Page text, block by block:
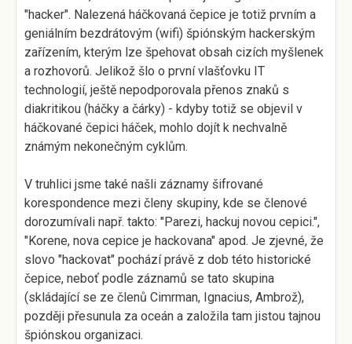
"hacker". Nalezená háčkovaná čepice je totiž prvním a
geniálním bezdrátovým (wifi) špiónským hackerským
zařízením, kterým lze špehovat obsah cizích myšlenek
a rozhovorů. Jelikož šlo o první vlašťovku IT
technologií, ještě nepodporovala přenos znaků s
diakritikou (háčky a čárky) - kdyby totiž se objevil v
háčkované čepici háček, mohlo dojít k nechvalně
známým nekonečným cyklům.
V truhlici jsme také našli záznamy šifrované
korespondence mezi členy skupiny, kde se členové
dorozumívali např. takto: "Parezi, hackuj novou cepici.",
"Korene, nova cepice je hackovana" apod. Je zjevné, že
slovo "hackovat" pochází právě z dob této historické
čepice, neboť podle záznamů se tato skupina
(skládající se ze členů Cimrman, Ignacius, Ambrož),
později přesunula za oceán a založila tam jistou tajnou
špiónskou organizaci.